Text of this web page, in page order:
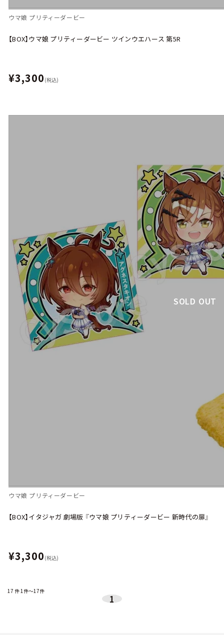
ウマ娘 プリティーダービー
【BOX】ウマ娘 プリティーダービー ツインウエハース 第5R
¥3,300 (税込)
SOLD OUT
ウマ娘 プリティーダービー
【BOX】イタジャガ 劇場版 『ウマ娘 プリティーダービー 新時代の扉』
¥3,300 (税込)
17 件1件～17件
1